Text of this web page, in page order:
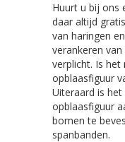
Huurt u bij ons
daar altijd
van haringen
verankeren
verplicht. Is
opblaasfiguur
Uiteraard is
opblaasfiguur
bomen te
spanbanden.